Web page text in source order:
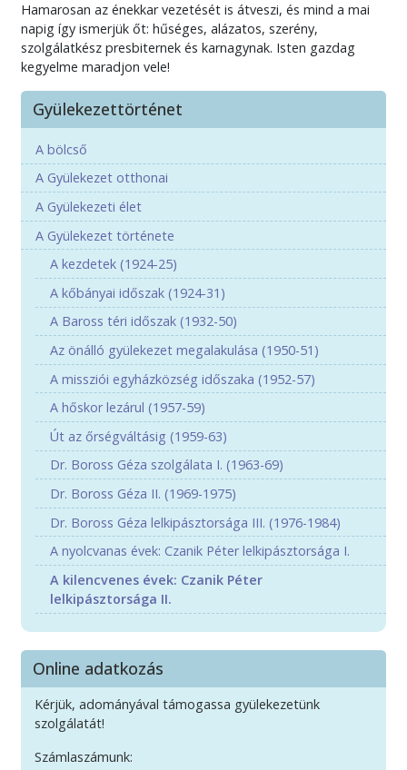
Hamarosan az énekkar vezetését is átveszi, és mind a mai
napig így ismerjük őt: hűséges, alázatos, szerény,
szolgálatkész presbiternek és karnagynak. Isten gazdag
kegyelme maradjon vele!
Gyülekezettörténet
A bölcső
A Gyülekezet otthonai
A Gyülekezeti élet
A Gyülekezet története
A kezdetek (1924-25)
A kőbányai időszak (1924-31)
A Baross téri időszak (1932-50)
Az önálló gyülekezet megalakulása (1950-51)
A missziói egyházközség időszaka (1952-57)
A hőskor lezárul (1957-59)
Út az őrségváltásig (1959-63)
Dr. Boross Géza szolgálata I. (1963-69)
Dr. Boross Géza II. (1969-1975)
Dr. Boross Géza lelkipásztorsága III. (1976-1984)
A nyolcvanas évek: Czanik Péter lelkipásztorsága I.
A kilencvenes évek: Czanik Péter
lelkipásztorsága II.
Online adatkozás
Kérjük, adományával támogassa gyülekezetünk
szolgálatát!
Számlaszámunk: